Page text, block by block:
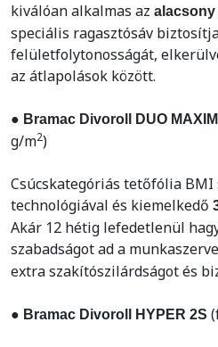
kiválóan alkalmas az
speciális ragasztósáv
felületfolytonosságát,
az átlapolások között.
● Bramac Divoroll DUO
g/m2)
Csúcskategóriás tetőfólia
technológiával és kiemelkedő
Akár 12 hétig lefedetlenül
szabadságot ad a
extra szakítószilárdságot és
● Bramac Divoroll HYPER 2S